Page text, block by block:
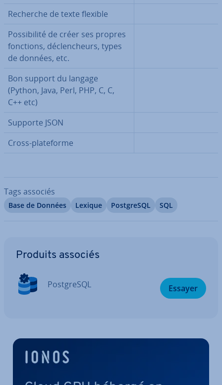
Recherche de texte flexible
Pos­si­bi­lité de créer ses propres
fonctions, dé­clen­cheurs, types
de données, etc.
Bon support du langage
(Python, Java, Perl, PHP, C, C,
C++ etc)
Supporte JSON
Cross-pla­te­forme
Tags associés
Base de Données Lexique Post­greSQL SQL
Produits associés
Post­greSQL Essayer